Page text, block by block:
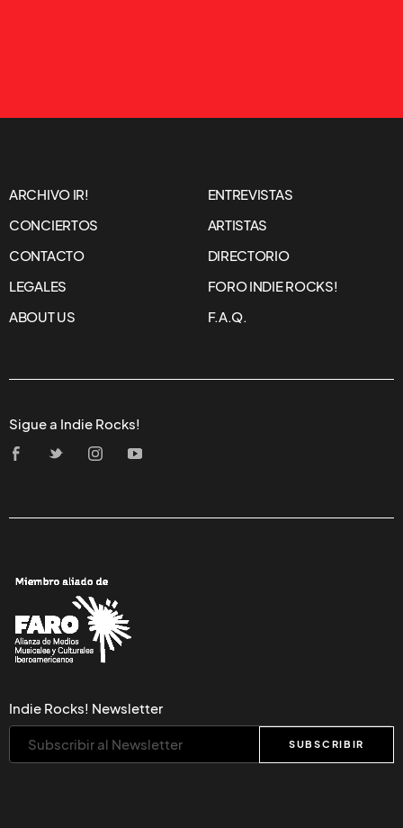
ARCHIVO IR!
ENTREVISTAS
CONCIERTOS
ARTISTAS
CONTACTO
DIRECTORIO
LEGALES
FORO INDIE ROCKS!
ABOUT US
F.A.Q.
Sigue a Indie Rocks!
Indie Rocks! Newsletter